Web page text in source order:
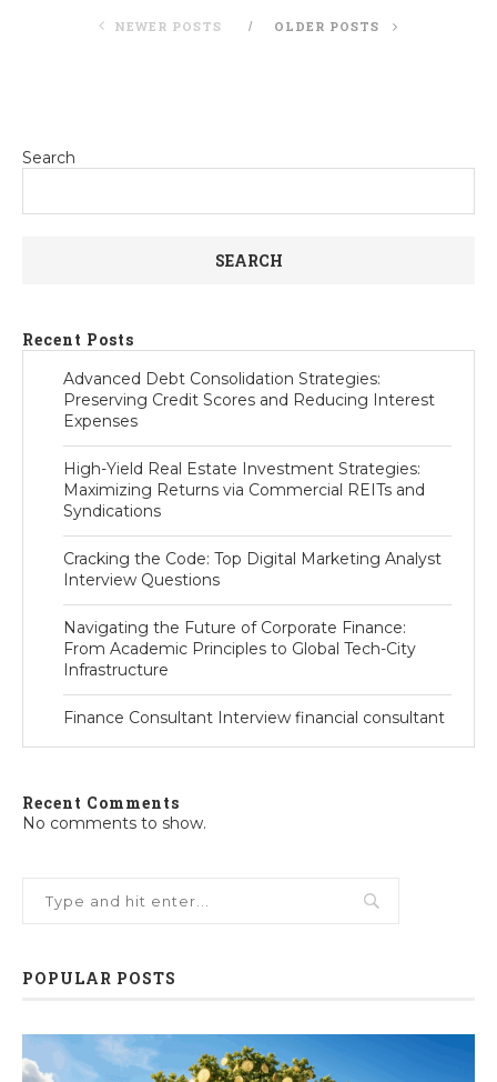
NEWER POSTS OLDER POSTS
Search
SEARCH
Recent Posts
Advanced Debt Consolidation Strategies:
Preserving Credit Scores and Reducing Interest
Expenses
High-Yield Real Estate Investment Strategies:
Maximizing Returns via Commercial REITs and
Syndications
Cracking the Code: Top Digital Marketing Analyst
Interview Questions
Navigating the Future of Corporate Finance:
From Academic Principles to Global Tech-City
Infrastructure
Finance Consultant Interview financial consultant
Recent Comments
No comments to show.
POPULAR POSTS